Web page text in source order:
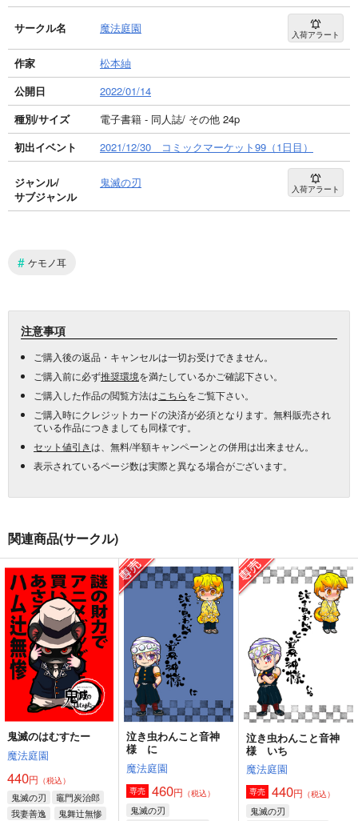
サークル名 魔法庭園 入荷アラート
作家
松本紬
公開日
2022/01/14
種別/サイズ
電子書籍 - 同人誌/ その他 24p
初出イベント
2021/12/30 コミックマーケット99（1日目）
ジャンル/
サブジャンル
鬼滅の刃 入荷アラート
# ケモノ耳
注意事項
ご購入後の返品・キャンセルは一切お受けできません。
ご購入前に必ず推奨環境を満たしているかご確認下さい。
ご購入した作品の閲覧方法は こちらをご覧下さい。
ご購入時にクレジットカードの決済が必須となります。無料販売され
ている作品につきましても同様です。
セット値引きは、無料/半額キャンペーンとの併用は出来ません。
表示されているページ数は実際と異なる場合がございます。
関連商品(サークル)
鬼滅のはむすたー
魔法庭園
440円 （税込）
鬼滅の刃
竈門炭治郎
我妻善逸
鬼舞辻無惨
泣き虫わんこと音神
様 に
魔法庭園
専売 460円 （税込）
鬼滅の刃
泣き虫わんこと音神
様 いち
魔法庭園
専売 440円 （税込）
鬼滅の刃